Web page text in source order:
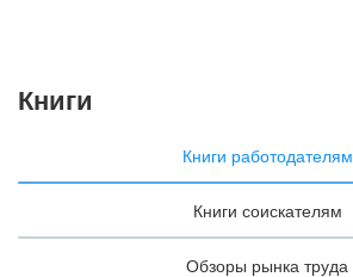
Книги
Книги работодателям
Книги соискателям
Обзоры рынка труда